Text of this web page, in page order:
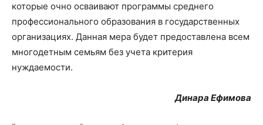
которые очно осваивают программы среднего
профессионального образования в государственных
организациях. Данная мера будет предоставлена всем
многодетным семьям без учета критерия
нуждаемости.
Динара Ефимова